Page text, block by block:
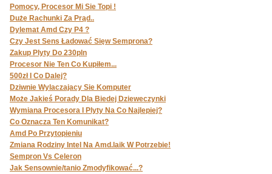
Pomocy, Procesor Mi Sie Topi !
Duże Rachunki Za Prąd..
Dylemat Amd Czy P4 ?
Czy Jest Sens Ładować Sięw Semprona?
Zakup Plyty Do 230pln
Procesor Nie Ten Co Kupiłem...
500zł I Co Dalej?
Dziwnie Wylaczajacy Sie Komputer
Może Jakieś Porady Dla Biedej Dzieweczynki
Wymiana Procesora I Plyty Na Co Najlepiej?
Co Oznacza Ten Komunikat?
Amd Po Przytopieniu
Zmiana Rodziny Intel Na Amd.laik W Potrzebie!
Sempron Vs Celeron
Jak Sensownie/tanio Zmodyfikować...?